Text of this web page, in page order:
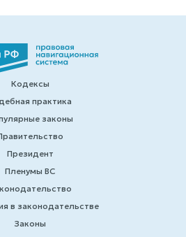
Кодексы
практика
законы
Президент
Пленумы ВС
в законодательстве
Законы